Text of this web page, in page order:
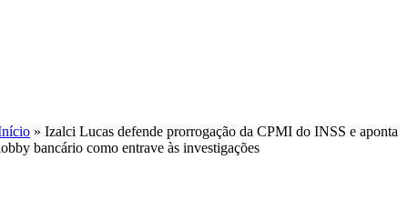
»Izalci Lucas defende prorrogação da CPMI do INSS e aponta
bancário como entrave às investigações